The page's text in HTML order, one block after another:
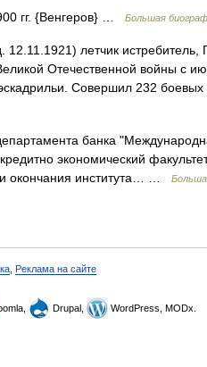
гг. {Венгеров} … Большая
летчик истребитель,
Отечественной войны с
Совершил 232
банка
экономический
окончания института… …
Реклама на сайте
Drupal, WordPress, MODx.